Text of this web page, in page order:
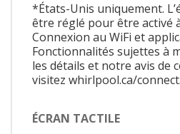
*États-Unis uniquement.
être réglé pour être activé
Connexion au WiFi et
Fonctionnalités sujettes à
les détails et notre avis de
visitez whirlpool.ca/connect.
ÉCRAN TACTILE